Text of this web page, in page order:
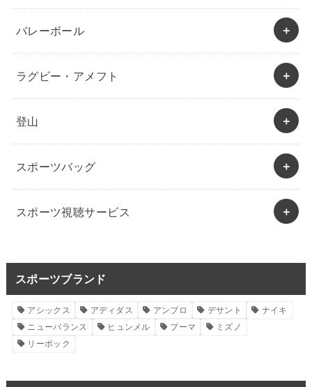
バレーボール
ラグビー・アメフト
登山
スポーツバッグ
スポーツ視聴サービス
スポーツブランド
アシックス アディダス アンブロ デサント
ナイキ
ニューバランス
ヒュンメル プーマ
ミズノ
リーボック